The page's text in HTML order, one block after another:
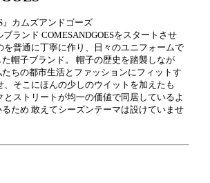
』カムズアンドゴーズ
ランド COMESANDGOESをスタートさせ
を普通に丁寧に作り、日々のユニフォームで
帽子ブランド。 帽子の歴史を踏襲しなが
ちの都市生活とファッションにフィットす
、そこにほんの少しのウイットを加えたも
とストリートが均一の価値で同居しているよ
ため 敢えてシーズンテーマは設けていませ